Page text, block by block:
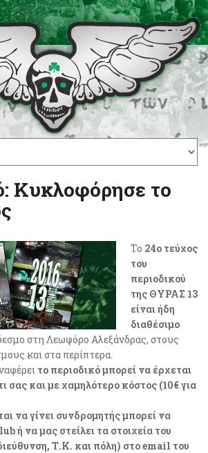
Κυκλοφόρησε το
Το 24o τεύχος
του
περιοδικού
της ΘΥΡΑΣ 13
είναι ήδη
διαθέσιμο
στη Λεωφόρο Αλεξάνδρας, στους
και στα περίπτερα.
το περιοδικό μπορεί να έρχεται
σας και με χαμηλότερο κόστος (10€ για
να γίνει συνδρομητής μπορεί να
ή να μας στείλει τα στοιχεία του
Τ.Κ. και πόλη) στο email του